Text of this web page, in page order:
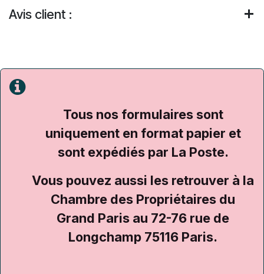
Avis client :
Tous nos formulaires sont
uniquement en format papier et
sont expédiés par La Poste.
Vous pouvez aussi les retrouver à la
Chambre des Propriétaires du
Grand Paris au 72-76 rue de
Longchamp 75116 Paris.